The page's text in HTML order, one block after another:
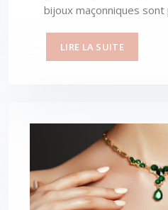
bijoux maçonniques
LIRE LA SUITE